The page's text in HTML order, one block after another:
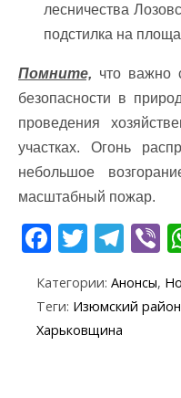
лесничества
подстилка на
Помните, что важно
безопасности в
проведения
участках. Огонь
небольшое
масштабный пожар.
F
e
b
T
itt
er
T
e
gr
Категории: Анонсы,
Теги: Изюмский район
Харьковщина